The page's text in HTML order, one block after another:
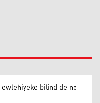
bilind de ne